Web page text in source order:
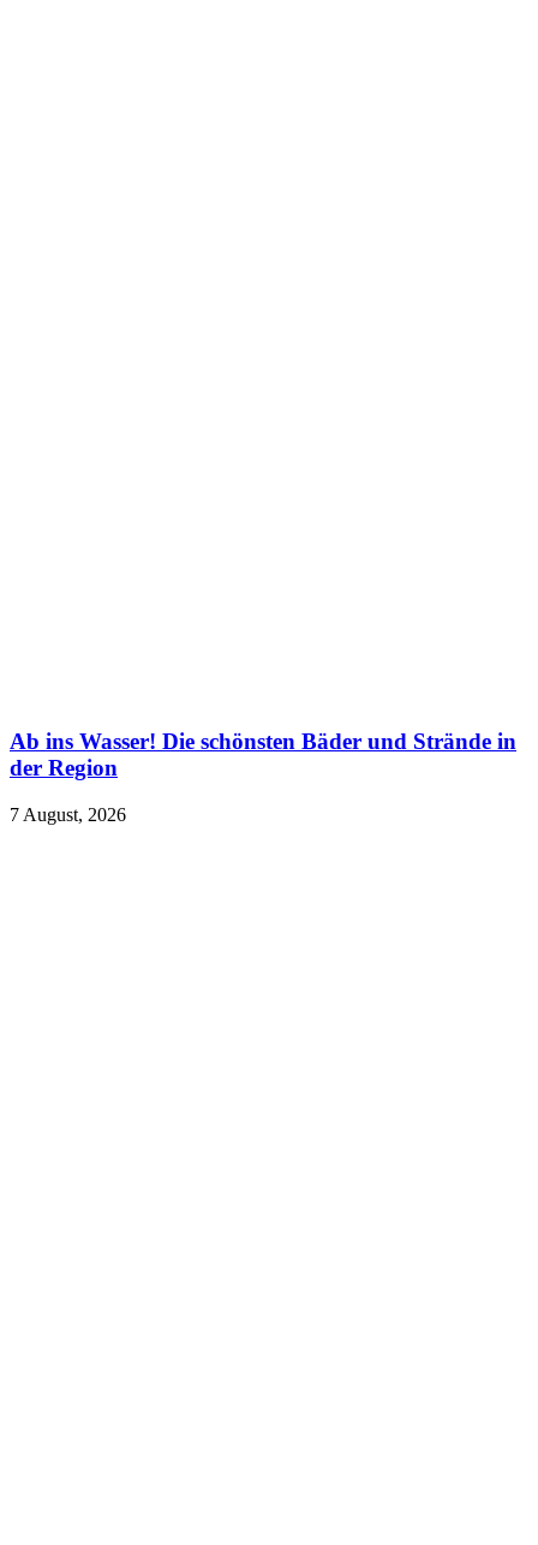
Ab ins Wasser! Die schönsten Bäder und Strände in
der Region
7 August, 2026